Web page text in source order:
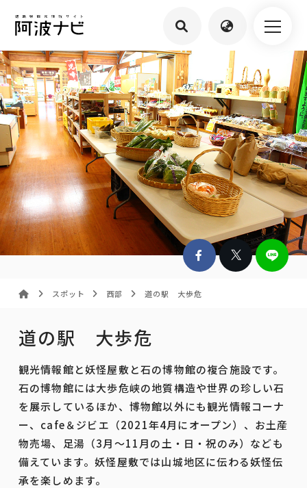
スポット 西部 道の駅 大歩危
道の駅 大歩危
観光情報館と妖怪屋敷と石の博物館の複合施設です。
石の博物館には大歩危峡の地質構造や世界の珍しい石
を展示しているほか、博物館以外にも観光情報コーナ
ー、cafe＆ジビエ（2021年4月にオープン）、お土産
物売場、足湯（3月～11月の土・日・祝のみ）なども
備えています。妖怪屋敷では山城地区に伝わる妖怪伝
承を楽しめます。